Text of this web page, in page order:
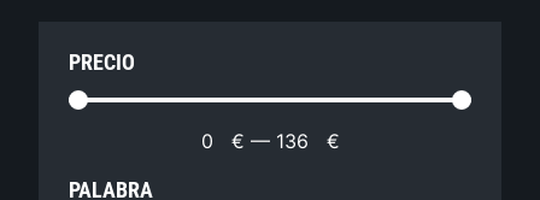
PRECIO
0 € — 136 €
PALABRA